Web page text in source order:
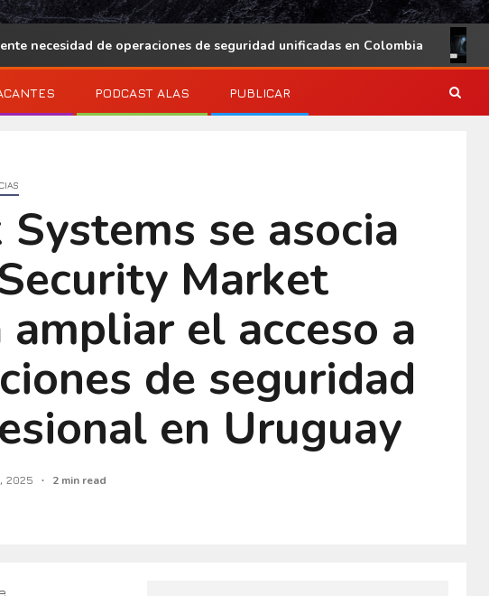
de operaciones de seguridad unificadas en Colombia
PODCAST ALAS PUBLICAR
se asocia
Market
ampliar el acceso a
de seguridad
en Uruguay
2025 2 min read